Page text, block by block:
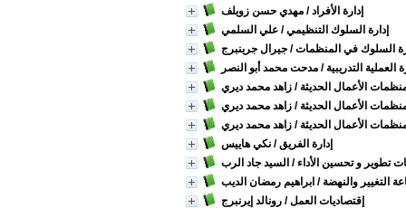
إدارة الأفراد/ مهدي حسن زويلف
إدارة السلوك التنظيمي/ علي السلمي
السلوك في المنظمات/ جيرال جرينبرج
العملية التدريبية / مدحت محمد أبو النصر
الأعمال الحديثة / زاهد محمد ديري
الأعمال الحديثة / زاهد محمد ديري
الأعمال الحديثة / زاهد محمد ديري
إدارة الفريق/ نكي هاييس
تطوير و تحسين الأداء / السيد جاد الرب
التغيير والنهضة / ابراهيم رمضان الديب
إقتصاديات العمل/ رونالد إيرنبرج